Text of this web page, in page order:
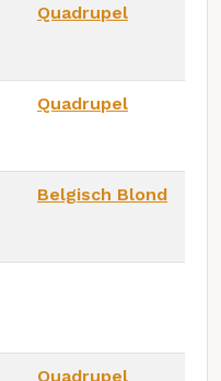
Quadrupel
Quadrupel
Belgisch Blond
Quadrupel